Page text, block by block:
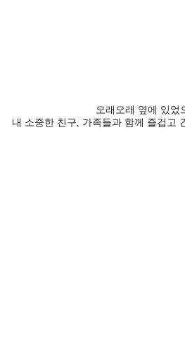
오래오래 옆에 있었
내 소중한 친구, 가족들과 함께 즐겁고